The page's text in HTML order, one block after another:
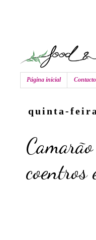
Página inicial
quinta-